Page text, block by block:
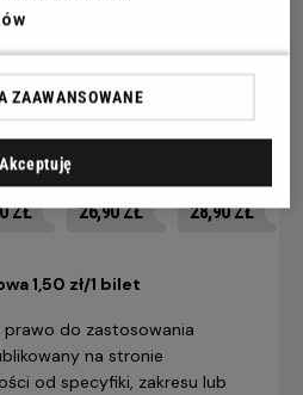
ZŁ 26,90 ZŁ 28,90 ZŁ
1,50 zł/1 bilet
prawo do zastosowania
na stronie
od specyfiki, zakresu lub
ZAAWANSOWANE
Akceptuję